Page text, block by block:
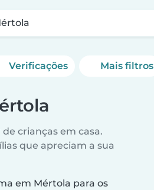
Verificações Mais filtros
crianças em casa.
que apreciam a sua
em Mértola para os